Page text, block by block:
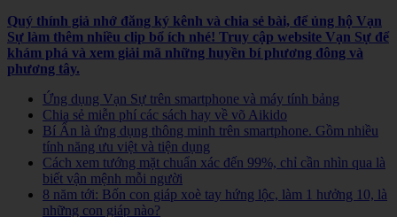
Quý thính giả nhớ đăng ký kênh và chia sẻ bài, để ủng hộ Vạn
Sự làm thêm nhiều clip bổ ích nhé! Truy cập website Vạn Sự để
khám phá và xem giải mã những huyền bí phương đông và
phương tây.
Ứng dụng Vạn Sự trên smartphone và máy tính bảng
Chia sẻ miễn phí các sách hay về võ Aikido
Bí Ẩn là ứng dụng thông minh trên smartphone. Gồm nhiều
tính năng ưu việt và tiện dụng
Cách xem tướng mặt chuẩn xác đến 99%, chỉ cần nhìn qua là
biết vận mệnh mỗi người
8 năm tới: Bốn con giáp xoè tay hứng lộc, làm 1 hưởng 10, là
những con giáp nào?